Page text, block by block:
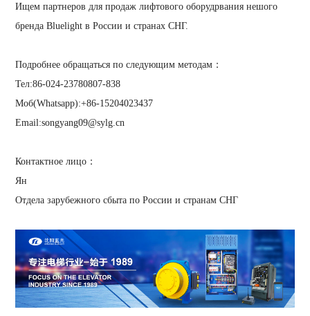
Ищем партнеров для продаж лифтового оборудрвания нешого
бренда Bluelight в России и странах СНГ.
Подробнее обращаться по следующим методам：
Тел:86-024-23780807-838
Моб(Whatsapp):+86-15204023437
Email:songyang09@sylg.cn
Контактное лицо：
Ян
Отдела зарубежного сбыта по России и странам СНГ